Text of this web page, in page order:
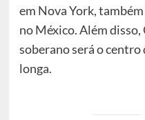
em Nova York,
no México. Além
soberano será o centro
longa.